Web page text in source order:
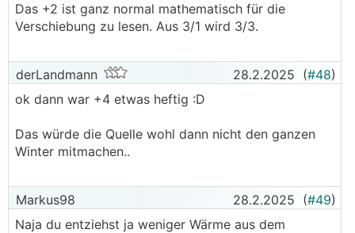
Das +2 ist ganz normal mathematisch für die
Verschiebung zu lesen. Aus 3/1 wird 3/3.
derLandmann 28.2.2025 (#48)
ok dann war +4 etwas heftig :D
Das würde die Quelle wohl dann nicht den ganzen
Winter mitmachen..
Markus98 28.2.2025 (#49)
Naja du entziehst ja weniger Wärme aus dem